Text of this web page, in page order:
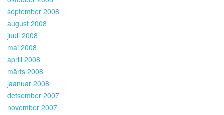
september 2008
august 2008
juuli 2008
mai 2008
aprill 2008
märts 2008
jaanuar 2008
detsember 2007
november 2007